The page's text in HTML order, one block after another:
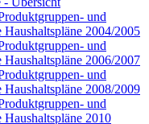
und
Haushaltspläne 2004/2005
und
Haushaltspläne 2006/2007
und
Haushaltspläne 2008/2009
und
Haushaltspläne 2010